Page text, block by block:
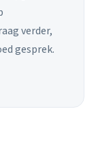
verder,
gesprek.